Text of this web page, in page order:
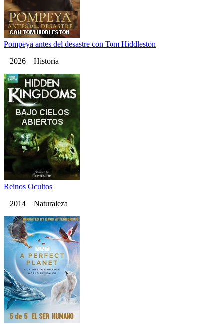
Pompeya antes del desastre con Tom Hiddleston
2026 Historia
Reinos Ocultos
2014 Naturaleza